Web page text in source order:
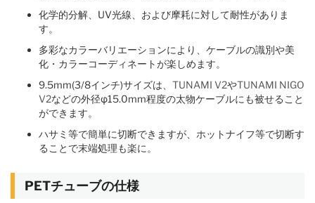
化学的分解、UV光線、および摩耗に対して耐性がありま
す。
多彩なカラーバリエーションにより、ケーブルの識別や美
化・カラーコーディネートが楽しめます。
9.5mm(3/8インチ)サイズは、 TUNAMI V2やTUNAMI NIGO
V2などの外径φ15.0mm程度の太物ケーブルにも被せること
ができます。
ハサミ等で簡単に切断できますが、ホットナイフ等で切断す
ることで末端処理も楽に。
PETチューブの仕様